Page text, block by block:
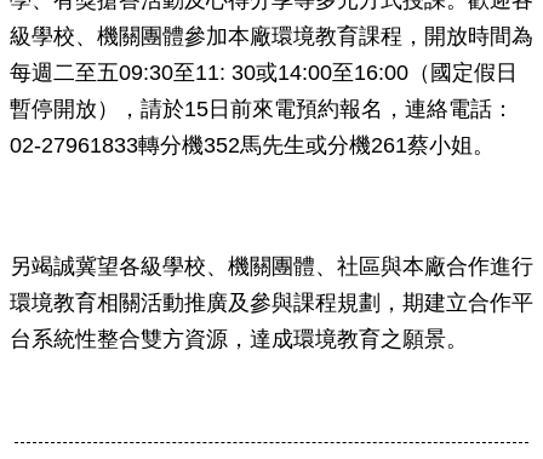
級學校、機關團體參加本廠環境教育課程，開放時間為
每週二至五09:30至11: 30或14:00至16:00（國定假日
暫停開放），請於15日前來電預約報名，連絡電話：
02-27961833轉分機352馬先生或分機261蔡小姐。
另竭誠冀望各級學校、機關團體、社區與本廠合作進行
環境教育相關活動推廣及參與課程規劃，期建立合作平
台系統性整合雙方資源，達成環境教育之願景。